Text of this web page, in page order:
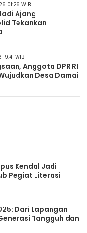
01:26 WIB
Ajang
Tekankan
WIB
Anggota DPR RI
Desa Damai
Kendal Jadi
Pegiat Literasi
Dari Lapangan
Tangguh dan